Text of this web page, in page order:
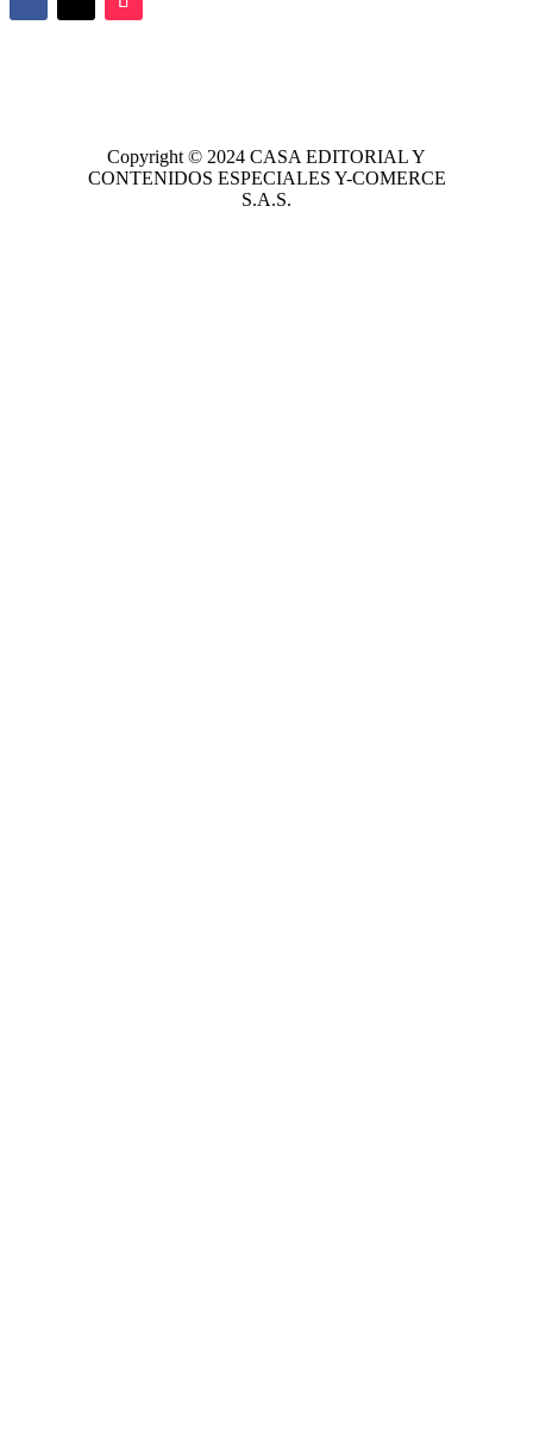
Copyright © 2024 CASA EDITORIALY
CONTENIDOS ESPECIALES Y-COMERCE
S.A.S.